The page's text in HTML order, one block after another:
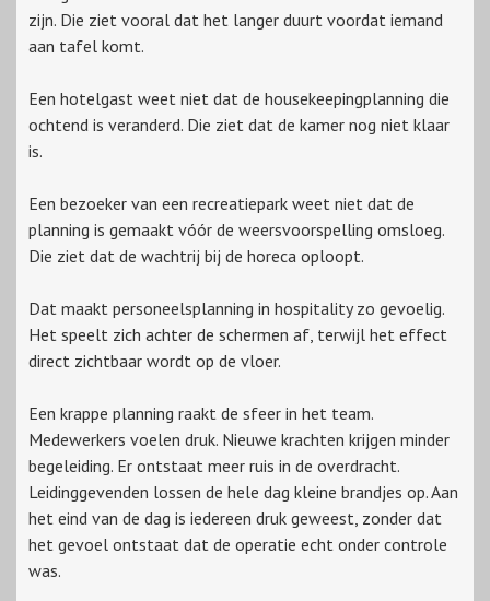
zijn. Die ziet vooral dat het langer duurt voordat iemand
aan tafel komt.
Een hotelgast weet niet dat de housekeepingplanning die
ochtend is veranderd. Die ziet dat de kamer nog niet klaar
is.
Een bezoeker van een recreatiepark weet niet dat de
planning is gemaakt vóór de weersvoorspelling omsloeg.
Die ziet dat de wachtrij bij de horeca oploopt.
Dat maakt personeelsplanning in hospitality zo gevoelig.
Het speelt zich achter de schermen af, terwijl het effect
direct zichtbaar wordt op de vloer.
Een krappe planning raakt de sfeer in het team.
Medewerkers voelen druk. Nieuwe krachten krijgen minder
begeleiding. Er ontstaat meer ruis in de overdracht.
Leidinggevenden lossen de hele dag kleine brandjes op. Aan
het eind van de dag is iedereen druk geweest, zonder dat
het gevoel ontstaat dat de operatie echt onder controle
was.